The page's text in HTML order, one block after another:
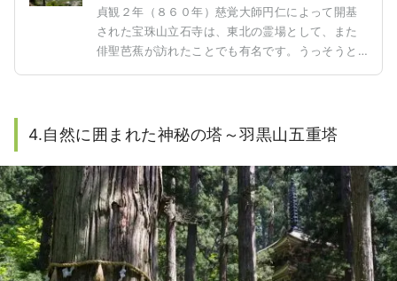
貞観２年（８６０年）慈覚大師円仁によって開基
された宝珠山立石寺は、東北の霊場として、また
俳聖芭蕉が訪れたことでも有名です。うっそうと
堂などがならんでおり、特に舞台造りの五大堂か
4.自然に囲まれた神秘の塔～羽黒山五重塔